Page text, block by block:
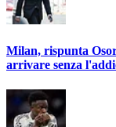
Milan, rispunta
arrivare senza